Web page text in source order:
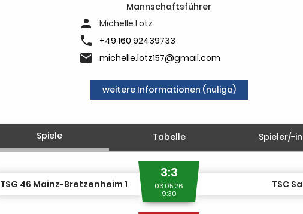
Mannschaftsführer
person Michelle Lotz
phone +49 160 92439733
email michelle.lotz157@gmail.com
weitere Informationen (nuliga)
Spiele Tabelle Spieler/-
TSG 46 Mainz-Bretzenheim 1
3:3
03.05.26
9:30
TSC